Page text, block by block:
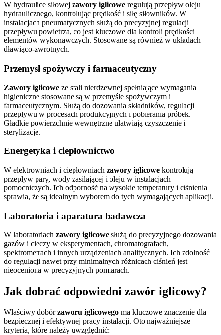
W hydraulice siłowej zawory iglicowe regulują przepływ oleju
hydraulicznego, kontrolując prędkość i siłę siłowników. W
instalacjach pneumatycznych służą do precyzyjnej regulacji
przepływu powietrza, co jest kluczowe dla kontroli prędkości
elementów wykonawczych. Stosowane są również w układach
dławiąco-zwrotnych.
Przemysł spożywczy i farmaceutyczny
Zawory iglicowe ze stali nierdzewnej spełniające wymagania
higieniczne stosowane są w przemyśle spożywczym i
farmaceutycznym. Służą do dozowania składników, regulacji
przepływu w procesach produkcyjnych i pobierania próbek.
Gładkie powierzchnie wewnętrzne ułatwiają czyszczenie i
sterylizację.
Energetyka i ciepłownictwo
W elektrowniach i ciepłowniach zawory iglicowe kontrolują
przepływ pary, wody zasilającej i oleju w instalacjach
pomocniczych. Ich odporność na wysokie temperatury i ciśnienia
sprawia, że są idealnym wyborem do tych wymagających aplikacji.
Laboratoria i aparatura badawcza
W laboratoriach zawory iglicowe służą do precyzyjnego dozowania
gazów i cieczy w eksperymentach, chromatografach,
spektrometrach i innych urządzeniach analitycznych. Ich zdolność
do regulacji nawet przy minimalnych różnicach ciśnień jest
nieoceniona w precyzyjnych pomiarach.
Jak dobrać odpowiedni zawór iglicowy?
Właściwy dobórzaworu iglicowego ma kluczowe znaczenie dla
bezpiecznej i efektywnej pracy instalacji. Oto najważniejsze
kryteria, które należy uwzględnić: